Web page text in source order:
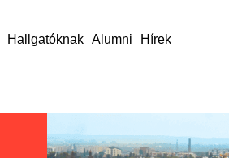
Hallgatóknak Alumni Hírek